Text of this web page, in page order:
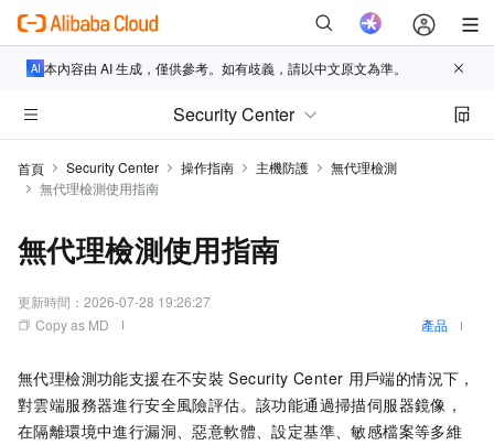
本內容由 AI 生成，僅供參考。如有歧義，請以中文原文為準。
Security Center
首頁 Security Center 操作指南 主機防護
無代理檢測
無代理檢測使用指南
無代理檢測使用指南
更新時間： 2026-07-28 19:26:27
Copy as MD
產品
無代理檢測功能支援在不安裝 Security Center 用戶端的情況下，
對雲端服務器進行安全風險評估。該功能通過掃描伺服器鏡像，
在隔離環境中進行漏洞、惡意軟體、設定基準、敏感檔案等多維